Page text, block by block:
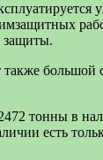
защиты.
тонны в
есть